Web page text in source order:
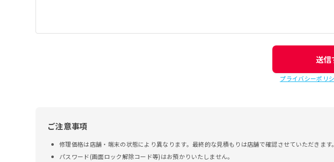
送信
プライバシーポリ
ご注意事項
修理価格は店舗・端末の状態により異なります。最終的な見積もりは店舗で確認させていただきます。
パスワード(画面ロック解除コード等)はお預かりいたしません。